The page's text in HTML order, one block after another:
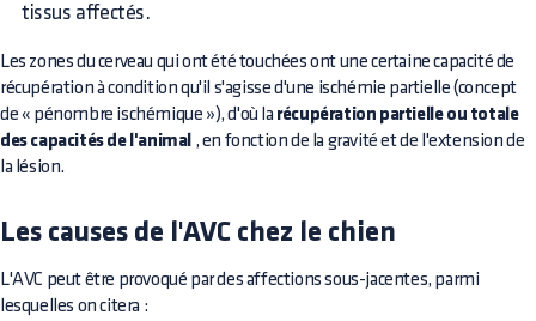
tissus affectés.
Les zones du cerveau qui ont été touchées ont une certaine capacité de
récupération à condition qu'il s'agisse d'une ischémie partielle (concept
de « pénombre ischémique »), d'où la récupération partielle ou totale
des capacités de l'animal , en fonction de la gravité et de l'extension de
la lésion.
Les causes de l'AVC chez le chien
L'AVC peut être provoqué par des affections sous-jacentes, parmi
lesquelles on citera :